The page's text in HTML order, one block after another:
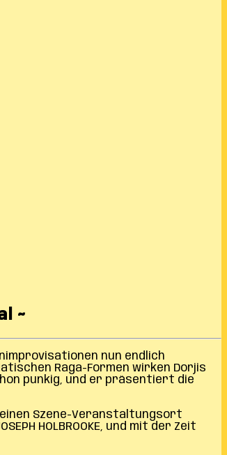
~
nun endlich
Raga-Formen wirken Dorjis
punkig, und er präsentiert die
einen Szene-Veranstaltungsort
HOLBROOKE, und mit der Zeit